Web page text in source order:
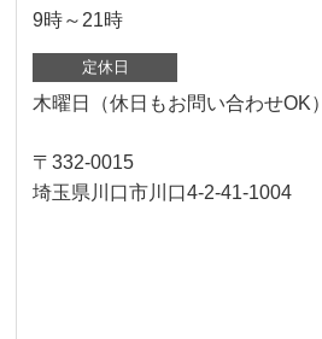
9時～21時
定休日
木曜日（休日もお問い合わせOK）
〒332-0015
埼玉県川口市川口4-2-41-1004